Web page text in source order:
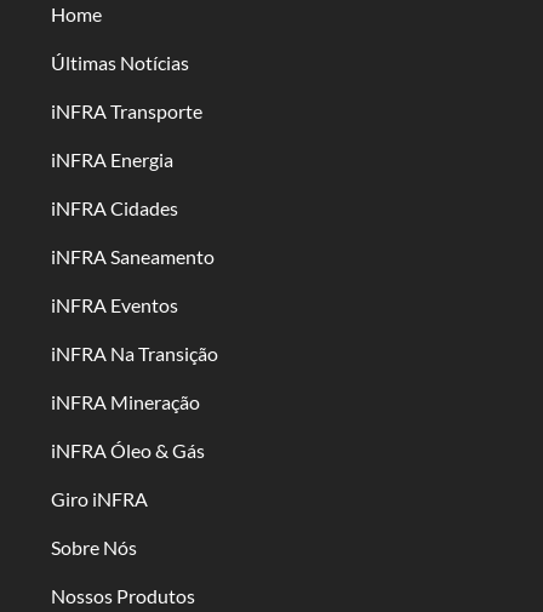
Home
Últimas Notícias
iNFRA Transporte
iNFRA Energia
iNFRA Cidades
iNFRA Saneamento
iNFRA Eventos
iNFRA Na Transição
iNFRA Mineração
iNFRA Óleo & Gás
Giro iNFRA
Sobre Nós
Nossos Produtos